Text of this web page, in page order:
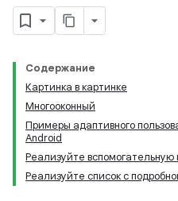
Содержание
Картинка в картинке
Многооконный
Примеры адаптивного
Android
Реализуйте вспомогательную
Реализуйте список с